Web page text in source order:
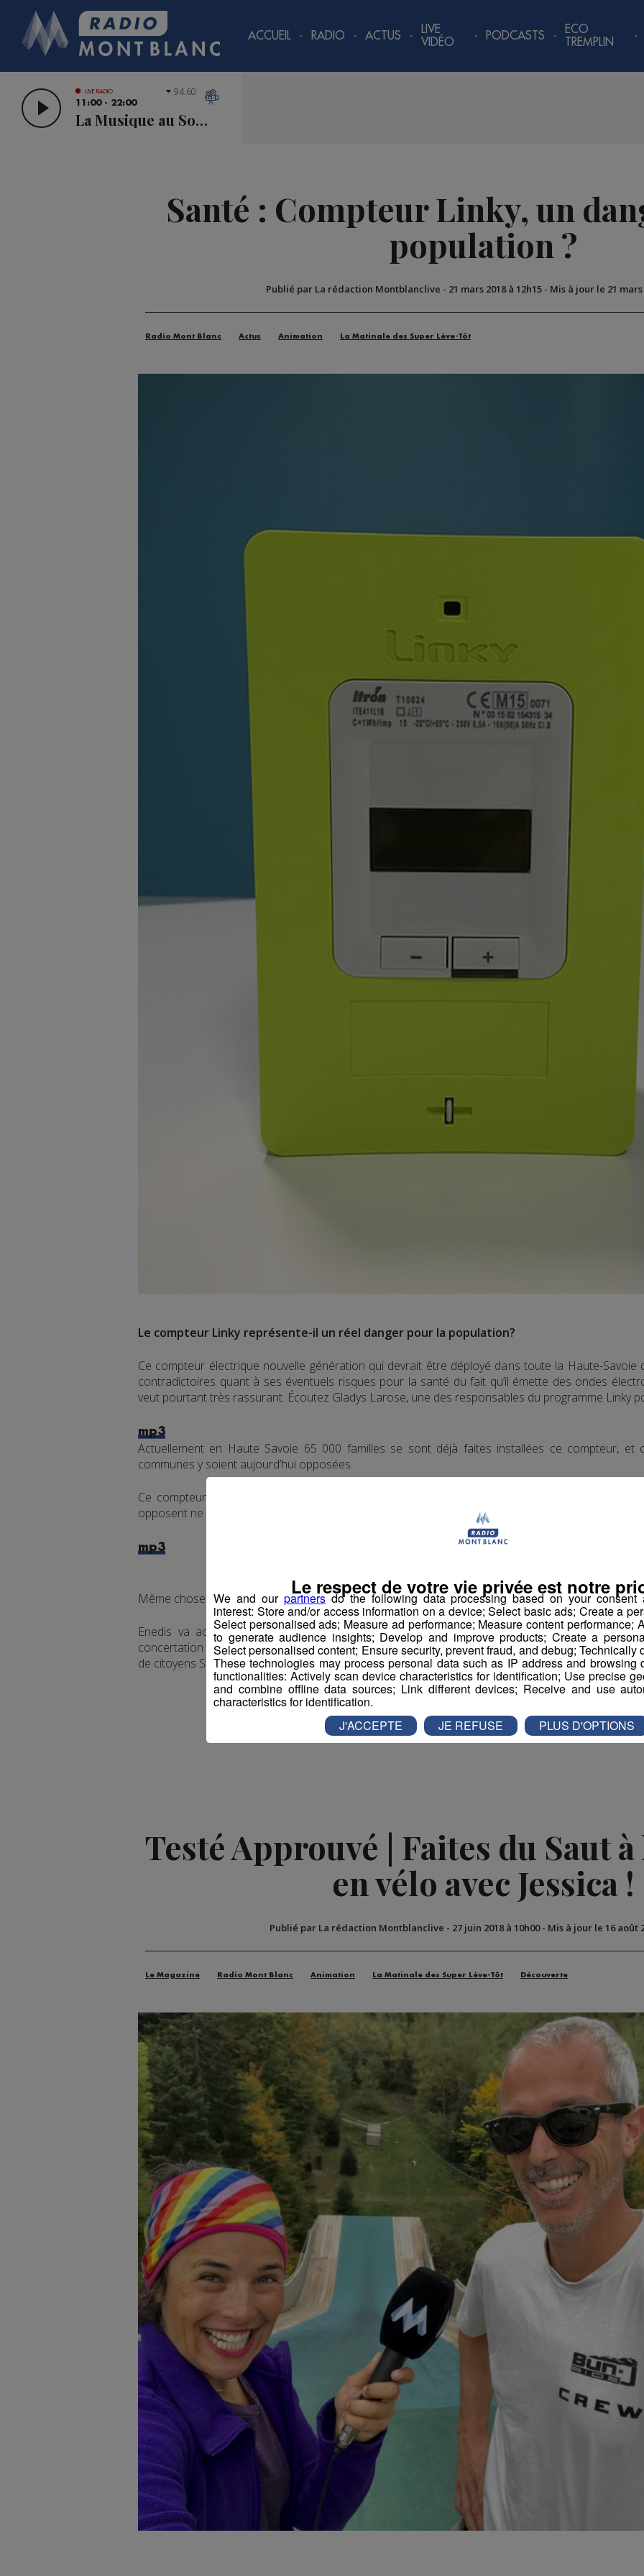
ACCUEIL RADIO ACTUS
LIVE
VIDÉO
PODCASTS
ECO
TREMPLIN
LIVE RADIO
11:00 - 22:00
La Musique au Sommet
94.60
Santé : Compteur Linky, un
population ?
Publié par La rédaction Montblanclive - 21 mars 2018 à 12h15- Mis à jour le 21 mars
Radio Mont Blanc Actus Animation La Matinale des Super Lève-Tôt
Le compteur Linky représente-il un réel danger pour la population?
Ce compteur électrique nouvelle génération qui devrait être déployé dans toute la Haute-Savoie
contradictoires quant à ses éventuels risques pour la santé du fait qu’il émette des ondes
veut pourtant très rassurant. Écoutez Gladys Larose, une des responsables du programme Linky
mp3
Actuellement en Haute Savoie 65 000 familles se sont déjà faites installées ce compteur, et
communes y soient aujourd’hui opposées.
Ce compteur suscite une vive polémique aujourd’hui partout en France. Les délibérations
opposent ne devraient rien y changé selon Gladys Larose, une des responsables du programme
mp3
Même chose pour les familles, elles ne pourront pas d’elles-même décider de ne pas se le faire
Enedis va actuellement à la rencontre des communes et de leur habitants par la mise en
concertation avec les élus mais aussi avec la clientèle, pour tenter de les rassurer sur ce
de citoyens Stop Linky 74 informe la population sur les risques sanitaires liés à l’installation de ce
Partager sur Facebook Partager sur
Testé Approuvé | Faites du Saut
en vélo avec Jessica !
Publié par La rédaction Montblanclive - 27 juin 2018 à 10h00- Mis à jour le 16 août
Le Magazine Radio Mont Blanc Animation La Matinale des Super Lève-Tôt Découverte
We and our partnersdo the following data processing based on your consent
interest: Store and/or access information on a device; Select basic ads; Create a
Select personalised ads; Measure ad performance; Measure content performance;
to generate audience insights; Develop and improve products; Create a
Select personalised content; Ensure security, prevent fraud, and debug; Technically
These technologies may process personal data such as IP address and browsing
functionalities: Actively scan device characteristics for identification; Use precise
and combine offline data sources; Link different devices; Receive and use
characteristics for identification.
Le respect de votre vie privée est notre
J'ACCEPTE JE REFUSE PLUS D'OPTIONS